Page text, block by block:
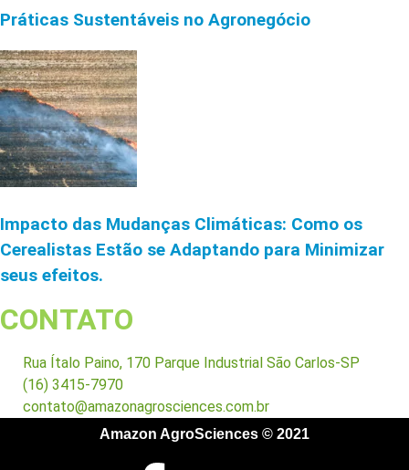
Práticas Sustentáveis no Agronegócio
Impacto das Mudanças Climáticas: Como os
Cerealistas Estão se Adaptando para Minimizar
seus efeitos.
CONTATO
Rua Ítalo Paino, 170 Parque Industrial São Carlos-SP
(16) 3415-7970
contato@amazonagrosciences.com.br
Amazon AgroSciences © 2021